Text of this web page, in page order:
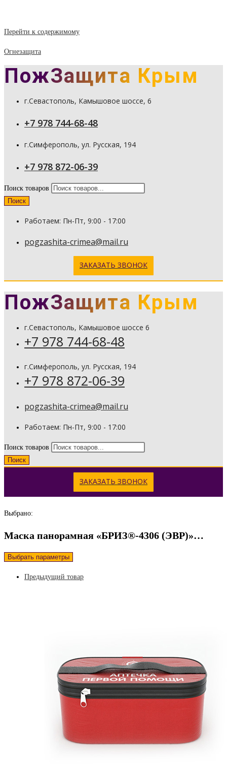
Перейти к содержимому
Огнезащита
ПожЗащита Крым
г.Севастополь, Камышовое шоссе, 6
+7 978 744-68-48
г.Симферополь, ул. Русская, 194
+7 978 872-06-39
Поиск товаров
Поиск
Работаем: Пн-Пт, 9:00 - 17:00
pogzashita-crimea@mail.ru
ЗАКАЗАТЬ ЗВОНОК
ПожЗащита Крым
г.Севастополь, Камышовое шоссе 6
+7 978 744-68-48
г.Симферополь, ул. Русская, 194
+7 978 872-06-39
pogzashita-crimea@mail.ru
Работаем: Пн-Пт, 9:00 - 17:00
Поиск товаров
Поиск
ЗАКАЗАТЬ ЗВОНОК
Выбрано:
Маска панорамная «БРИЗ®-4306 (ЭВР)»…
Выбрать параметры
Предыдущий товар